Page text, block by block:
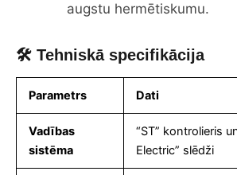
augstu hermētiskumu.
🛠 Tehniskā specifikācija
Parametrs Dati
Vadības
sistēma
“ST” kontrolieris
Electric” slēdži